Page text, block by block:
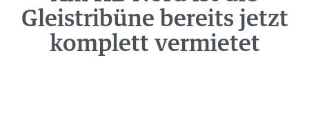
NEWS
ÜBER UNS
Gleistribüne bereits jetzt
komplett vermietet